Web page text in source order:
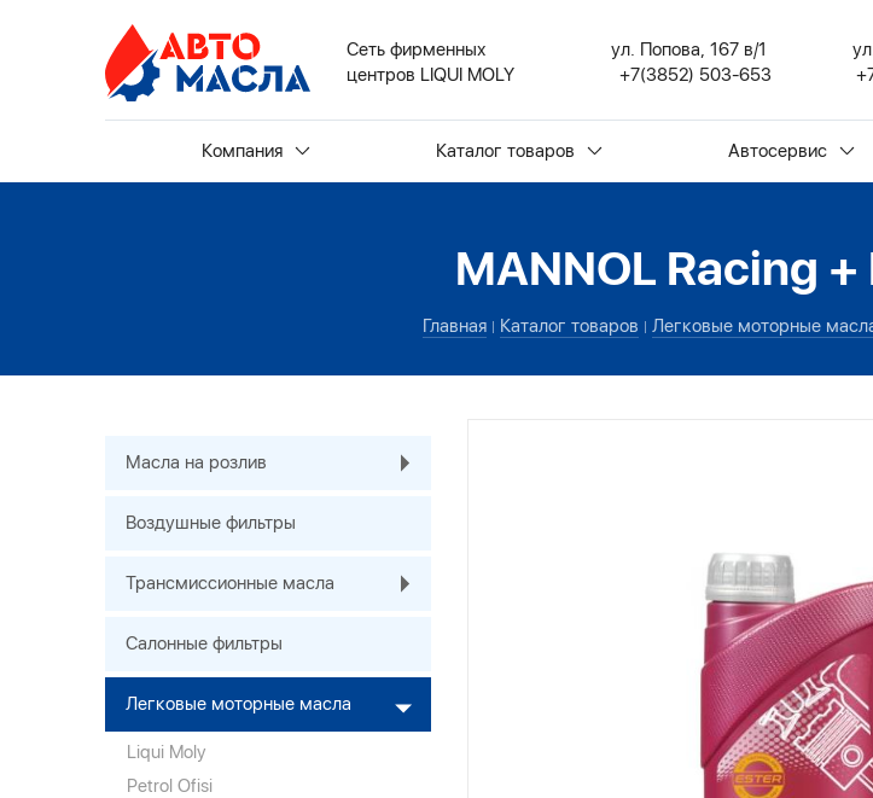
Сеть фирменных
центров LIQUI MOLY
ул. Попова, 167 в/1
+7(3852) 503-653
Компания Каталог товаров Автосервис
MANNOL Racing
Главная Каталог товаров Легковые моторные
Масла на розлив
Воздушные фильтры
Трансмиссионные масла
Салонные фильтры
Легковые моторные масла
Liqui Moly
Petrol Ofisi